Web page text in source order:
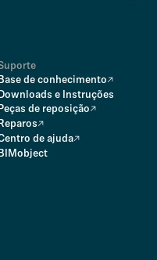
Base de conhecimento
Downloads e Instruções
Peças de reposição
Reparos
de ajuda
BIMobject